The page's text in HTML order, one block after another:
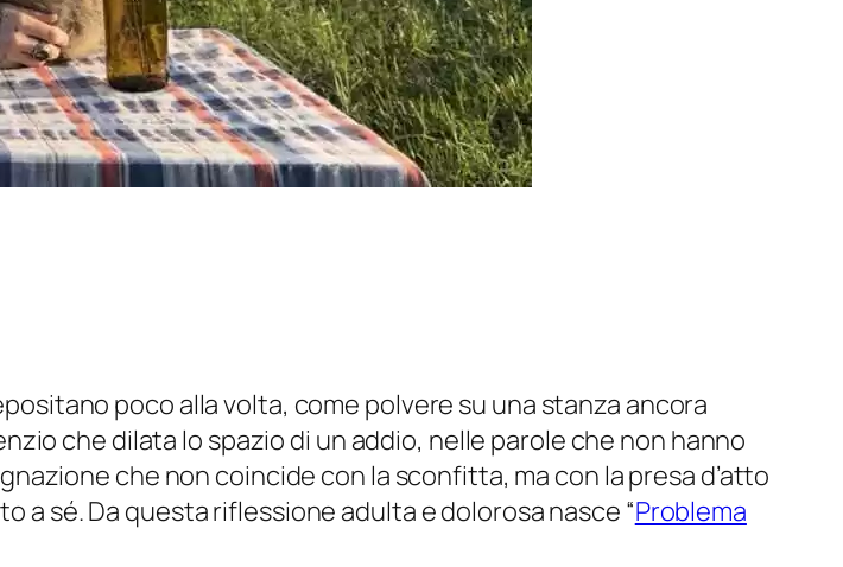
poco alla volta, come polvere su una stanza ancora
che dilata lo spazio di un addio, nelle parole che non hanno
che non coincide con la sconfitta, ma con la presa d’atto
sé. Da questa riflessione adulta e dolorosa nasce “Problema